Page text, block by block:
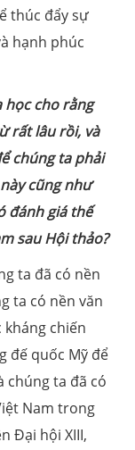
thúc đẩy sự
hạnh phúc
học cho rằng
rất lâu rồi, và
chúng ta phải
cũng như
đánh giá thế
sau Hội thảo?
ta đã có nền
ta có nền văn
chiến
đế quốc Mỹ để
chúng ta đã có
Nam trong
Đại hội XIII,